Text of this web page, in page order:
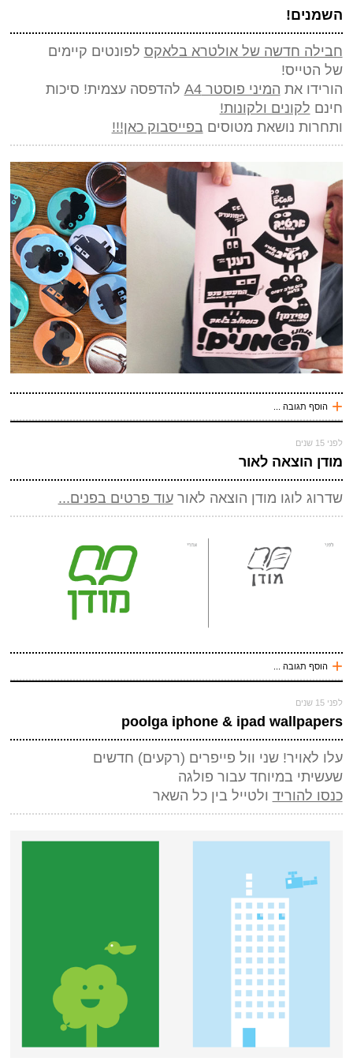
שלח תגובה
*מייל (אף אחד לא יראה אותו)(חובה)
* אנטי ספאם - באיזה כלי תחבורה אני טס (ארבע אותיות)
(חובה)
שלח תגובה
השמנים!
חבילה חדשה של אולטרא בלאקס לפונטים קיימים
של הטייס!
הורידו את המיני פוסטר A4
להדפסה עצמית! סיכות
חינם לקונים ולקונות!
ותחרות נושאת מטוסים בפייסבוק כאן!!!
+ הוסף תגובה ...
*מייל (אף אחד לא יראה אותו)(חובה)
(חובה)
שלח תגובה
לפני 15 שנים
מודן הוצאה לאור
שדרוג לוגו מודן הוצאה לאורעוד פרטים בפנים...
+ הוסף תגובה ...
(חובה)
*מייל (אף אחד לא יראה אותו)(חובה)
*
אנטי ספאם - באיזה כלי תחבורה אני טס (ארבע אותיות)
לפני 15 שנים
poolga iphone & ipad wallpapers
עלו לאויר! שני וול פייפרים (רקעים) חדשים
שעשיתי במיוחד עבור פולגה
כנסו להוריד ולטייל בין כל השאר